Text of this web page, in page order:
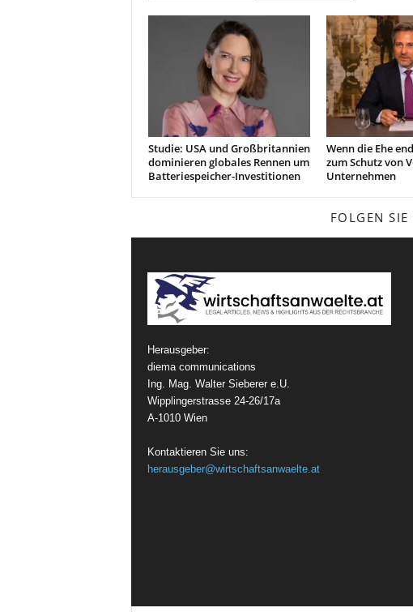
Studie: USA und Großbritannien
dominieren globales Rennen um
Batteriespeicher-Investitionen
Wenn die Ehe
zum Schutz von
Unternehmen
FOLGEN
Herausgeber:
diema communications
Ing. Mag. Walter Sieberer e.U.
Wipplingerstrasse 24-26/17a
A-1010 Wien
Kontaktieren Sie uns:
herausgeber@wirtschaftsanwaelte.at